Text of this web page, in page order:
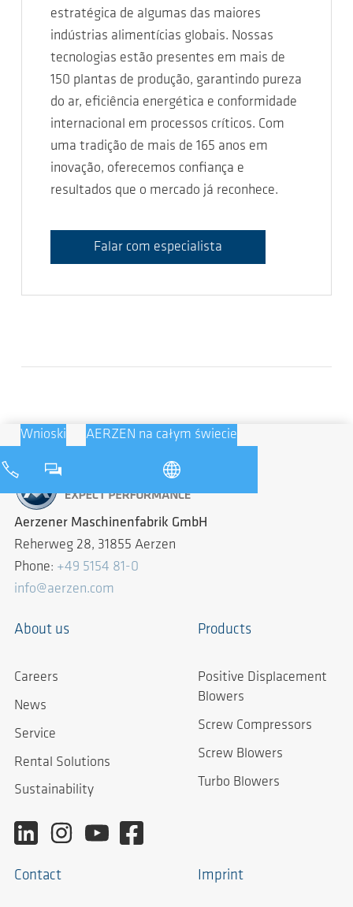
estratégica de algumas das maiores
indústrias alimentícias globais. Nossas
tecnologias estão presentes em mais de
150 plantas de produção, garantindo pureza
do ar, eficiência energética e conformidade
internacional em processos críticos. Com
uma tradição de mais de 165 anos em
inovação, oferecemos confiança e
resultados que o mercado já reconhece.
Falar com especialista
Wnioski AERZEN na całym świecie
Aerzener Maschinenfabrik GmbH
Reherweg 28, 31855 Aerzen
Phone: +49 5154 81-0
info@aerzen.com
About us
Careers
News
Service
Rental Solutions
Sustainability
Products
Positive Displacement
Blowers
Screw Compressors
Screw Blowers
Turbo Blowers
Contact Imprint